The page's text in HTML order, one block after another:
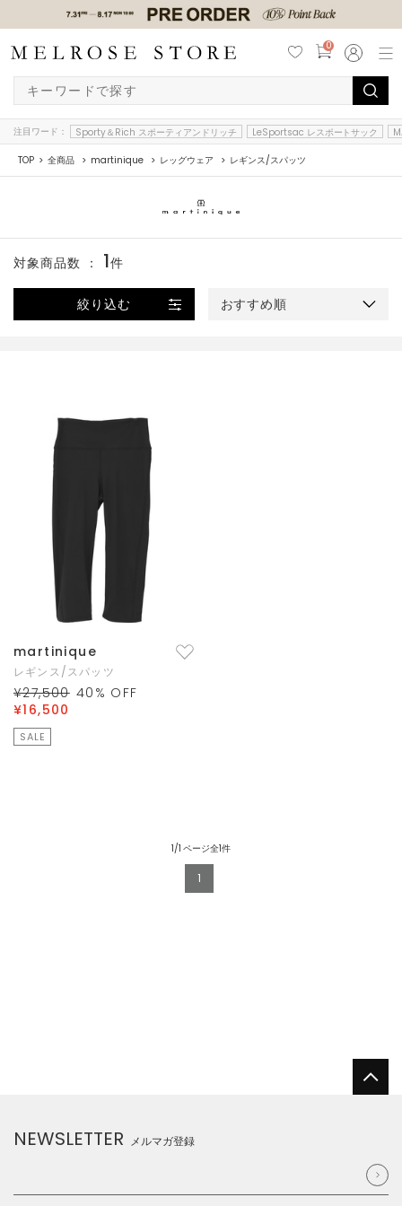
0
注目ワード： Sporty＆Rich スポーティアンドリッチ LeSportsac レスポートサック
TOP 全商品 martinique レッグウェア レギンス/スパッツ
絞り込む おすすめ順
対象商品数 ： 1件
martinique
レギンス/スパッツ
¥27,500 40 % OFF
¥16,500
SALE
1/1 ページ全1件
1
NEWSLETTER メルマガ登録